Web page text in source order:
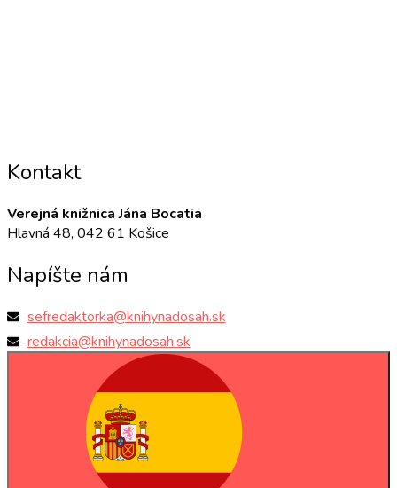
Kontakt
Verejná knižnica Jána Bocatia
Hlavná 48, 042 61 Košice
Napíšte nám
sefredaktorka@knihynadosah.sk
redakcia@knihynadosah.sk